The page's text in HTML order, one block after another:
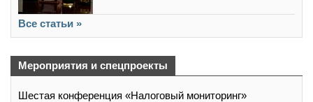
Все статьи »
Мероприятия и спецпроекты
Шестая конференция «Налоговый мониторинг»